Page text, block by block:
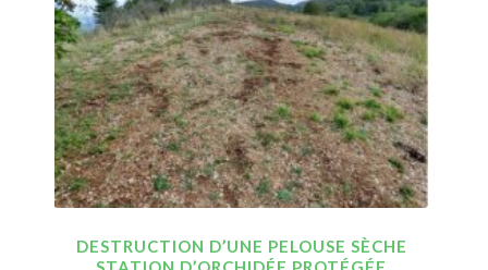
DESTRUCTION D’UNE PELOUSE SÈCHE